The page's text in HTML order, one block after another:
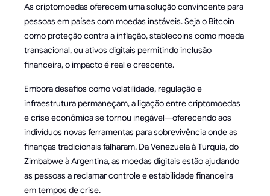
As criptomoedas oferecem uma solução convincente para
pessoas em países com moedas instáveis. Seja o Bitcoin
como proteção contra a inflação, stablecoins como moeda
transacional, ou ativos digitais permitindo inclusão
financeira, o impacto é real e crescente.
Embora desafios como volatilidade, regulação e
infraestrutura permaneçam, a ligação entre criptomoedas
e crise econômica se tornou inegável—oferecendo aos
indivíduos novas ferramentas para sobrevivência onde as
finanças tradicionais falharam. Da Venezuela à Turquia, do
Zimbabwe à Argentina, as moedas digitais estão ajudando
as pessoas a reclamar controle e estabilidade financeira
em tempos de crise.